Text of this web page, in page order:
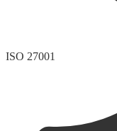
ISO 27001